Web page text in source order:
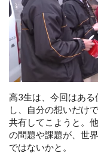
高3生は、今回はあ
し、自分の想いだけ
共有してこようと。
の問題や課題が、世
ではないかと。